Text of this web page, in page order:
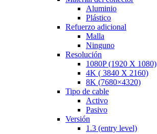
Aluminio
Plástico
Refuerzo adicional
Malla
Ninguno
Resolución
1080P (1920 X 1080)
4K ( 3840 X 2160)
8K (7680×4320)
Tipo de cable
Activo
Pasivo
Versión
1.3 (entry level)